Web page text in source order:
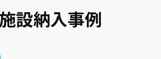
設納入事例